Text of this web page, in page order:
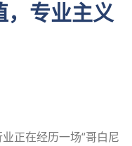
，专业主义
正在经历一场“哥白尼